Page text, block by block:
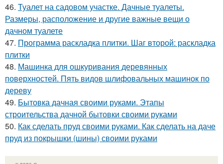
46. Туалет на садовом участке. Дачные туалеты.
Размеры, расположение и другие важные вещи о
дачном туалете
47. Программа раскладка плитки. Шаг второй: раскладка
плитки
48. Машинка для ошкуривания деревянных
поверхностей. Пять видов шлифовальных машинок по
дереву
49. Бытовка дачная своими руками. Этапы
строительства дачной бытовки своими руками
50. Как сделать пруд своими руками. Как сделать на даче
пруд из покрышки (шины) своими руками